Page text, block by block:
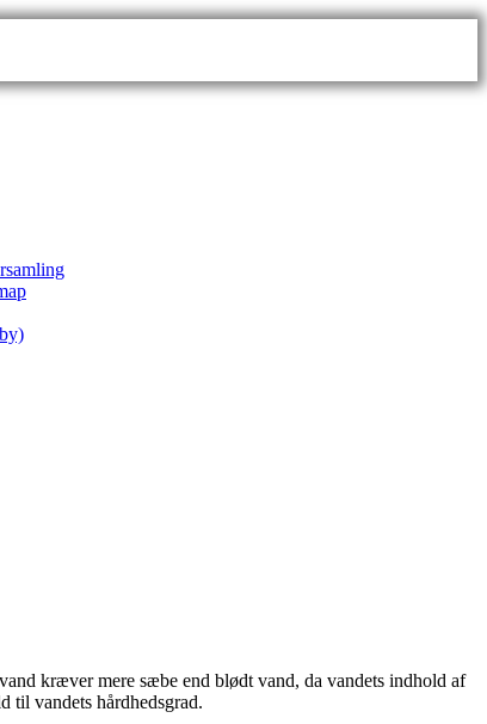
kræver mere sæbe end blødt vand, da vandets indhold af
til vandets hårdhedsgrad.